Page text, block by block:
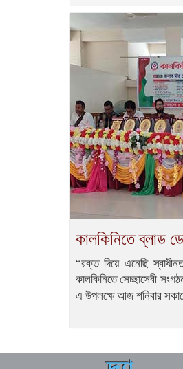
কালকিনিতে ব্লাড
“রক্ত দিয়ে এনেছি
কালকিনিতে সেচ্ছাসেবী
এ উপলক্ষে আজ শনিবার